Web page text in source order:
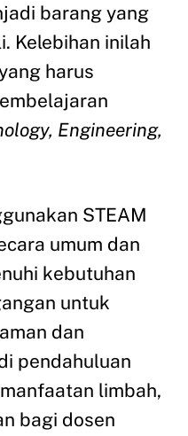
barang yang
Kelebihan inilah
harus
Engineering,
STEAM
umum dan
kebutuhan
untuk
dan
pendahuluan
limbah,
bagi dosen